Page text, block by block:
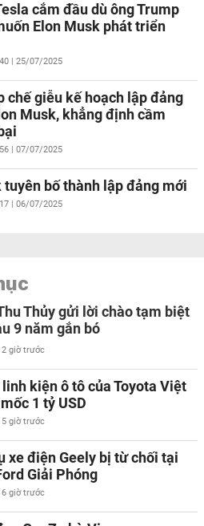
cắm đầu dù ông Trump
Elon Musk phát triển
| 25/07/2025
chế giễu kế hoạch lập đảng
Musk, khẳng định cầm
| 07/07/2025
tuyên bố thành lập đảng mới
| 06/07/2025
Thủy gửi lời chào tạm biệt
9 năm gắn bó
2 giờ trước
kiện ô tô của Toyota Việt
1 tỷ USD
5 giờ trước
xe điện Geely bị từ chối tại
Giải Phóng
6 giờ trước